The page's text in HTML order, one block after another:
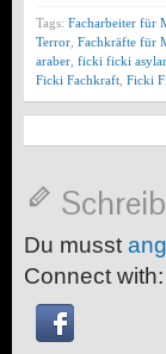
Tags: Facharbeiter für
Terror Fachkräfte für
araber ficki ficki
Ficki Fachkraft Ficki
Du musst
Connect with: